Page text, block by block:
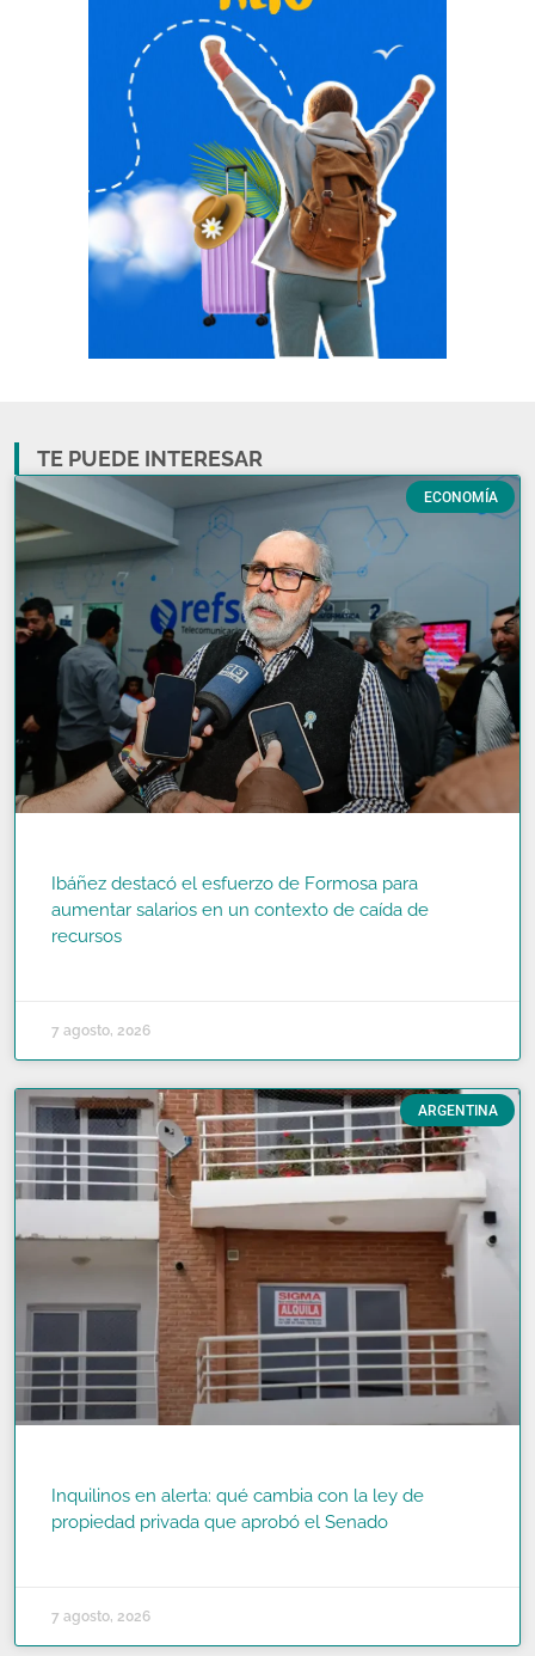
TE PUEDE INTERESAR
ECONOMÍA
Ibáñez destacó el esfuerzo de Formosa para
aumentar salarios en un contexto de caída de
recursos
7 agosto, 2026
ARGENTINA
Inquilinos en alerta: qué cambia con la ley de
propiedad privada que aprobó el Senado
7 agosto, 2026